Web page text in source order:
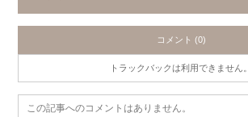
コメント (0)
トラックバックは利用できません。
この記事へのコメントはありません。